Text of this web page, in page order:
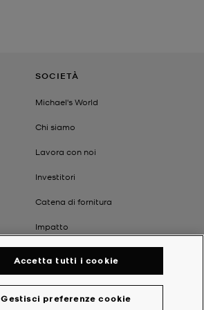
SOCIETÀ
Michael's World
Chi siamo
Lavora con noi
Investitori
Catena di fornitura
Impatto
Gestisci preferenze cookie
Accetta tutti i cookie